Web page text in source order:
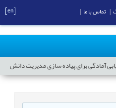
آمادگی برای پیاده سازی مدیریت دانش
تماس با ما